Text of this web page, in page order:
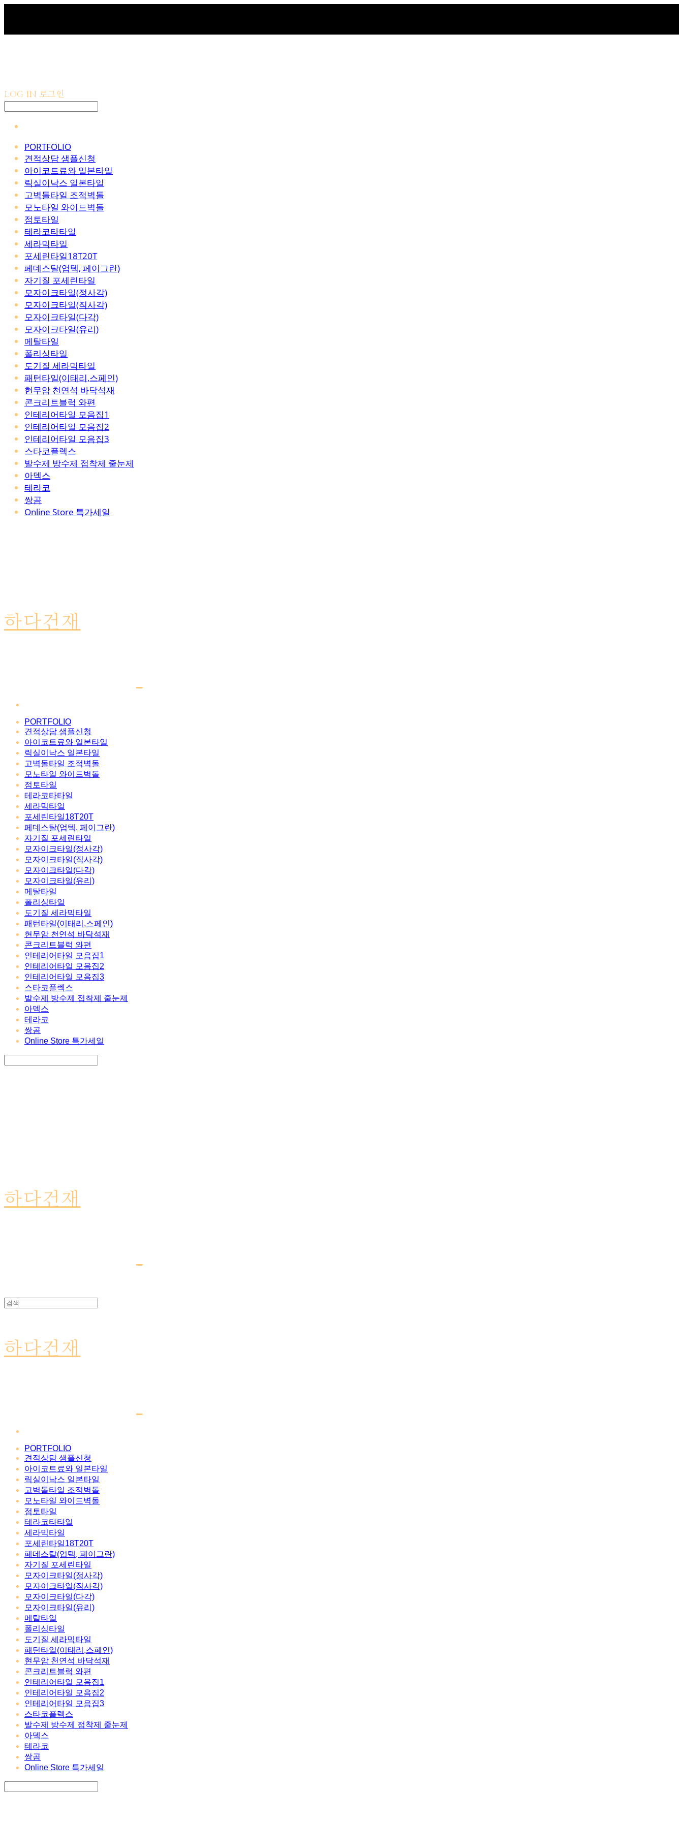
LOG IN 로그인
PORTFOLIO
견적상담 샘플신청
아이코트료와 일본타일
릭실이낙스 일본타일
고벽돌타일 조적벽돌
모노타일 와이드벽돌
점토타일
테라코타타일
세라믹타일
포세린타일18T20T
페데스탈(업텍, 페이그란)
자기질 포세린타일
모자이크타일(정사각)
모자이크타일(직사각)
모자이크타일(다각)
모자이크타일(유리)
메탈타일
폴리싱타일
도기질 세라믹타일
패턴타일(이태리,스페인)
현무암 천연석 바닥석재
콘크리트블럭 와편
인테리어타일 모음집1
인테리어타일 모음집2
인테리어타일 모음집3
스타코플렉스
발수제 방수제 접착제 줄눈제
아덱스
테라코
쌍곰
Online Store 특가세일
하다건재
PORTFOLIO
견적상담 샘플신청
아이코트료와 일본타일
릭실이낙스 일본타일
고벽돌타일 조적벽돌
모노타일 와이드벽돌
점토타일
테라코타타일
세라믹타일
포세린타일18T20T
페데스탈(업텍, 페이그란)
자기질 포세린타일
모자이크타일(정사각)
모자이크타일(직사각)
모자이크타일(다각)
모자이크타일(유리)
메탈타일
폴리싱타일
도기질 세라믹타일
패턴타일(이태리,스페인)
현무암 천연석 바닥석재
콘크리트블럭 와편
인테리어타일 모음집1
인테리어타일 모음집2
인테리어타일 모음집3
스타코플렉스
발수제 방수제 접착제 줄눈제
아덱스
테라코
쌍곰
Online Store 특가세일
하다건재
하다건재
PORTFOLIO
견적상담 샘플신청
아이코트료와 일본타일
릭실이낙스 일본타일
고벽돌타일 조적벽돌
모노타일 와이드벽돌
점토타일
테라코타타일
세라믹타일
포세린타일18T20T
페데스탈(업텍, 페이그란)
자기질 포세린타일
모자이크타일(정사각)
모자이크타일(직사각)
모자이크타일(다각)
모자이크타일(유리)
메탈타일
폴리싱타일
도기질 세라믹타일
패턴타일(이태리,스페인)
현무암 천연석 바닥석재
콘크리트블럭 와편
인테리어타일 모음집1
인테리어타일 모음집2
인테리어타일 모음집3
스타코플렉스
발수제 방수제 접착제 줄눈제
아덱스
테라코
쌍곰
Online Store 특가세일